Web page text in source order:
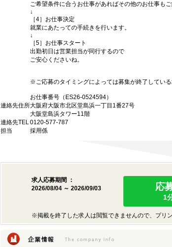
ご希望条件に合うお仕事があればその他のお仕事も
↓
［4］お仕事決定
就業にあたっての手続きを行います。
↓
［5］お仕事スタート
出勤初日は営業担当が同行するので
ご安心くださいね。
※ご応募のタイミングによっては募集が終了してい
お仕事番号（ES26-0524594）
連絡先住所大阪府大阪市北区堂島浜一丁目1番27号
大阪堂島浜タワー11階
連絡先TEL0120-577-787
担当
採用係
求人応募期間 ：
2026/08/04 ～ 2026/09/03
応
1
※掲載を終了した求人は閲覧できませんので、プリ